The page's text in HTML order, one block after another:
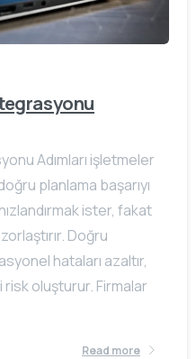
Adımları işletmeler
planlama başarıyı
ister, fakat
Doğru
hataları azaltır,
risk oluşturur. Firmalar
Read more